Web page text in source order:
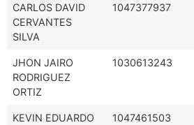
CARLOS DAVID
CERVANTES
SILVA
1047377937
JHON JAIRO
RODRIGUEZ
ORTIZ
1030613243
KEVIN EDUARDO
1047461503